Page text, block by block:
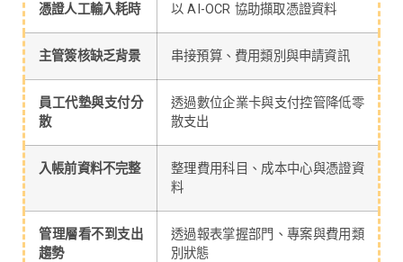
憑證人工輸入耗時 以 AI-OCR 協助擷取憑證資料
主管簽核缺乏背景 串接預算、費用類別與申請資訊
員工代墊與支付分
散
透過數位企業卡與支付控管降低零
散支出
入帳前資料不完整
整理費用科目、成本中心與憑證資
料
管理層看不到支出
趨勢
透過報表掌握部門、專案與費用類
別狀態